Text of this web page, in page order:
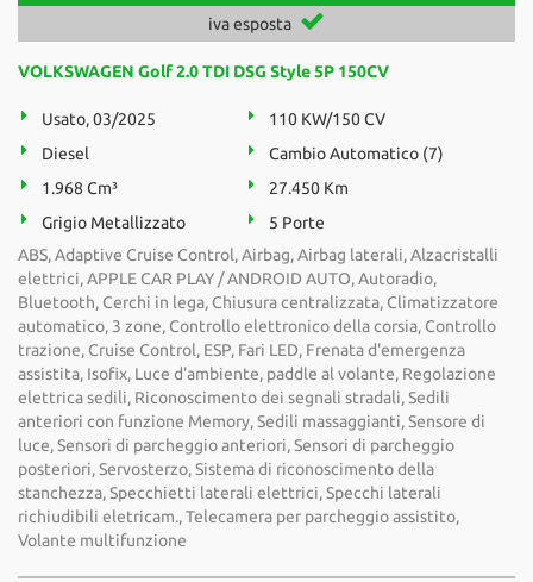
iva esposta
VOLKSWAGEN Golf 2.0 TDI DSG Style 5P 150CV
Usato, 03/2025
110 KW/150 CV
Diesel
Cambio Automatico (7)
1.968 Cm³
27.450 Km
Grigio Metallizzato
5 Porte
ABS, Adaptive Cruise Control, Airbag, Airbag laterali, Alzacristalli
elettrici, APPLE CAR PLAY / ANDROID AUTO, Autoradio,
Bluetooth, Cerchi in lega, Chiusura centralizzata, Climatizzatore
automatico, 3 zone, Controllo elettronico della corsia, Controllo
trazione, Cruise Control, ESP, Fari LED, Frenata d'emergenza
assistita, Isofix, Luce d'ambiente, paddle al volante, Regolazione
elettrica sedili, Riconoscimento dei segnali stradali, Sedili
anteriori con funzione Memory, Sedili massaggianti, Sensore di
luce, Sensori di parcheggio anteriori, Sensori di parcheggio
posteriori, Servosterzo, Sistema di riconoscimento della
stanchezza, Specchietti laterali elettrici, Specchi laterali
richiudibili eletricam., Telecamera per parcheggio assistito,
Volante multifunzione